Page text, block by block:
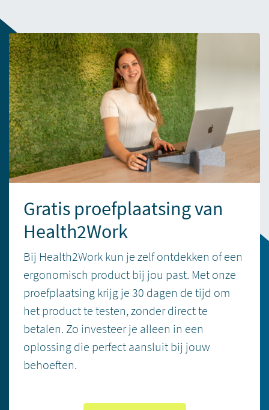
Gratis proefplaatsing van
Health2Work
Bij Health2Work kun je zelf ontdekken of een
ergonomisch product bij jou past. Met onze
proefplaatsing krijg je 30 dagen de tijd om
het product te testen, zonder direct te
betalen. Zo investeer je alleen in een
oplossing die perfect aansluit bij jouw
behoeften.